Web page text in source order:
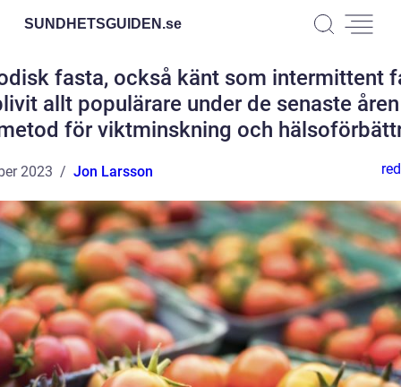
SUNDHETSGUIDEN.se
fasta, också känt som intermittent
allt populärare under de senaste
för viktminskning och
2023 Jon Larsson